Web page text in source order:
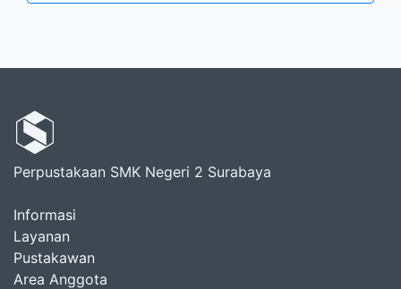
Perpustakaan SMK Negeri 2 Surabaya
Informasi
Layanan
Pustakawan
Area Anggota